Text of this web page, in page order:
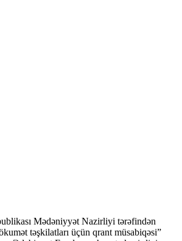
Mədəniyyət Nazirliyi tərəfindən
təşkilatları üçün qrant müsabiqəsi”